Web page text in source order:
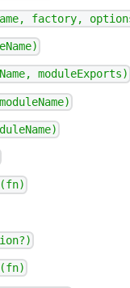
factory,
moduleExports)